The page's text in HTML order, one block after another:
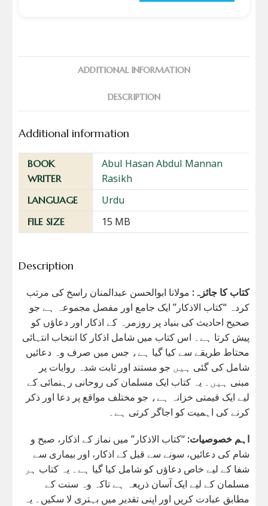
ADDITIONAL INFORMATION
DESCRIPTION
Additional information
BOOK
WRITER
Abul Hasan Abdul Mannan
Rasikh
LANGUAGE Urdu
FILE SIZE 15 MB
Description
کتاب کا جائزہ: مولانا ابوالحسن عبدالمنان راسخ کی مرتب
کردہ “کتاب الاذکار” ایک جامع اور مفصل مجموعہ ہے جو
صحیح احادیث کی بنیاد پر روزمرہ کے اذکار اور دعاؤں کو
پیش کرتا ہے۔ اس کتاب میں شامل اذکار کا انتخاب انتہائی
محتاط طریقے سے کیا گیا ہے، جس میں صرف وہ دعائیں
شامل کی گئی ہیں جو مستند اور ثابت شدہ روایات پر
مبنی ہیں۔ یہ کتاب ایک مسلمان کی روحانی رہنمائی کے
لیے ایک قیمتی خزانہ ہے، جو مختلف مواقع پر دعا اور ذکر
کرنے کی اہمیت کو اجاگر کرتی ہے۔
اہم خصوصیات: “کتاب الاذکار” میں نماز کے اذکار، صبح و
شام کی دعائیں، سونے سے قبل کے اذکار، اور بیماری سے
شفا کے لیے خاص دعاؤں کو شامل کیا گیا ہے۔ یہ کتاب ہر
مسلمان کے لیے ایک آسان ذریعہ ہے تاکہ وہ سنت کے
مطابق عبادت کریں اور اپنی تقدیر میں بہتری لا سکیں۔ یہ